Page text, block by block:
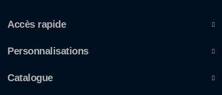
Accès rapide
Personnalisations
Catalogue